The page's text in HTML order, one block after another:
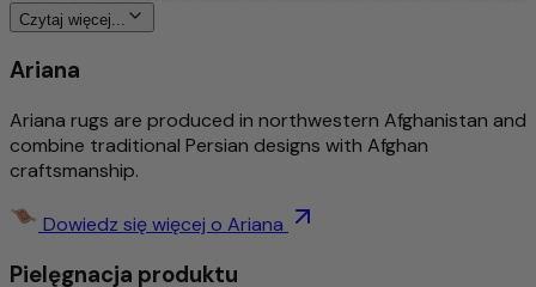
dobrej jakości i jest barwiona naturalnymi barwnikami
stworzony przez przedsiębiorcę ze Szwajcarii i do dziś jest
Więcej o tym produkcie
Bogato szczegółowy i stylowy wzór
Środek do usuwania brudu / łatwa pielęgnacja
Czytaj więcej...
Ariana
Ariana rugs are produced in northwestern Afghanistan and
combine traditional Persian designs with Afghan
craftsmanship.
Dowiedz się więcej o Ariana
Pielęgnacja produktu